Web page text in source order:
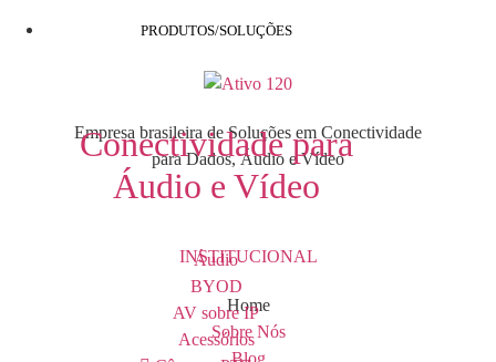
PRODUTOS/SOLUÇÕES
Conectividade para
Áudio e Vídeo
Áudio
BYOD
AV sobre IP
Acessórios
Empresa brasileira de Soluções em Conectividade
para Dados, Áudio e Vídeo
INSTITUCIONAL
Home
Sobre Nós